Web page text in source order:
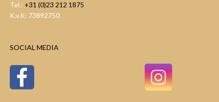
Tel.: +31 (0)23 212 1875
K.v.K: 73892750
SOCIAL MEDIA